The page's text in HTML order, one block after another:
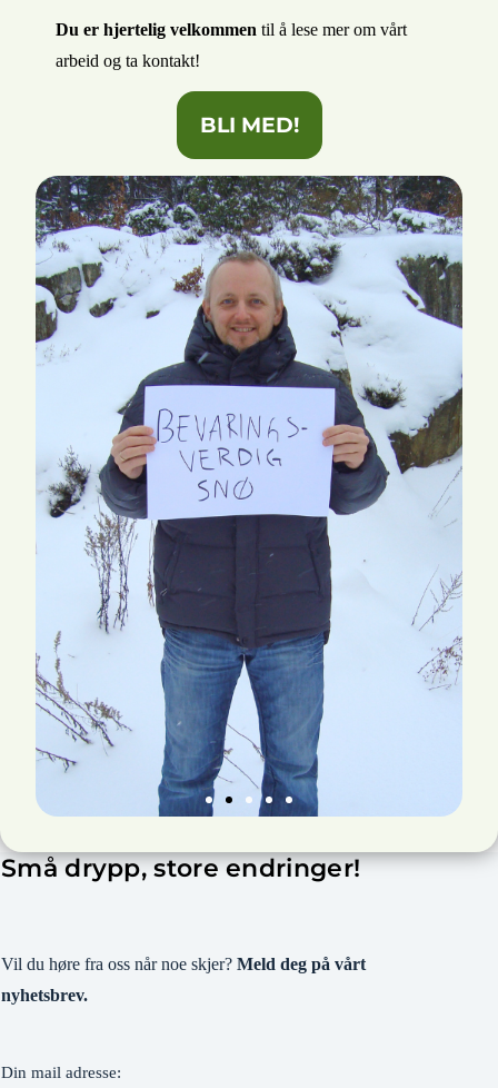
Du er hjertelig velkommen til å lese mer om vårt
arbeid og ta kontakt!
BLI MED!
Små drypp, store endringer!
Vil du høre fra oss når noe skjer? Meld deg på vårt
nyhetsbrev.
Din mail adresse: